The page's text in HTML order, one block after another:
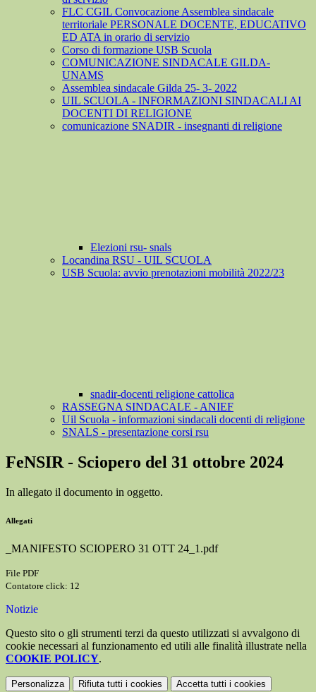
FLC CGIL Convocazione Assemblea sindacale
territoriale PERSONALE DOCENTE, EDUCATIVO
ED ATA in orario di servizio
Corso di formazione USB Scuola
COMUNICAZIONE SINDACALE GILDA-
UNAMS
Assemblea sindacale Gilda 25- 3- 2022
UIL SCUOLA - INFORMAZIONI SINDACALI AI
DOCENTI DI RELIGIONE
comunicazione SNADIR - insegnanti di religione
Elezioni rsu- snals
Locandina RSU - UIL SCUOLA
USB Scuola: avvio prenotazioni mobilità 2022/23
snadir-docenti religione cattolica
RASSEGNA SINDACALE - ANIEF
Uil Scuola - informazioni sindacali docenti di religione
SNALS - presentazione corsi rsu
FeNSIR - Sciopero del 31 ottobre 2024
In allegato il documento in oggetto.
Allegati
_MANIFESTO SCIOPERO 31 OTT 24_1.pdf
File PDF
Contatore click: 12
Notizie
Questo sito o gli strumenti terzi da questo utilizzati si avvalgono di
cookie necessari al funzionamento ed utili alle finalità illustrate nella
COOKIE POLICY.
Personalizza Rifiuta tutti i cookies Accetta tutti i cookies